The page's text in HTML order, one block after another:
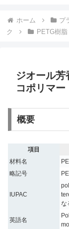
ホーム プ
ク
PETG樹脂
ジオール芳
コポリマー
概要
項目
材料名
略記号
IUPAC
な
英語名